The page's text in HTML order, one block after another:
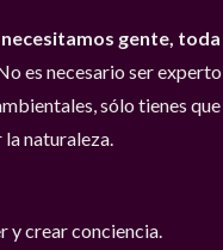
necesitamos gente, toda
No es necesario ser experto
sólo tienes que
naturaleza.
y crear conciencia.